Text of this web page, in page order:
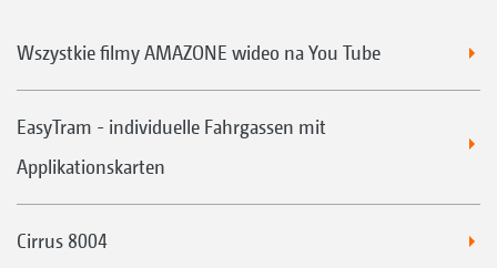
Wszystkie filmy AMAZONE wideo na You Tube
EasyTram - individuelle Fahrgassen mit
Applikationskarten
Cirrus 8004